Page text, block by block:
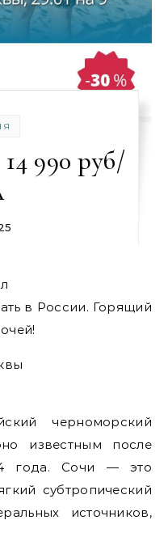
990 руб/
в России. Горящий
черноморский
известным после
года. Сочи — это
субтропический
источников,